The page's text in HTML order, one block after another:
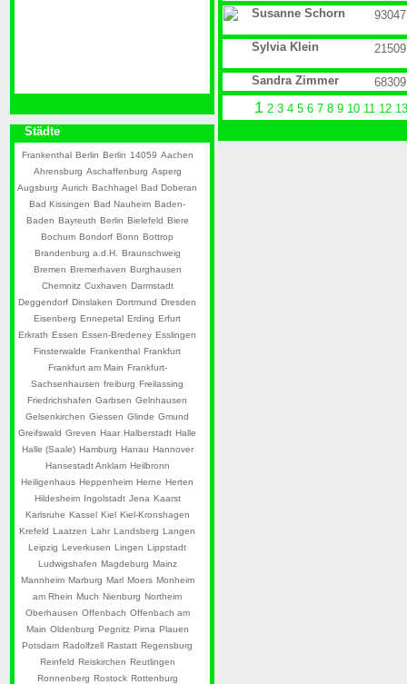
Städte
Frankenthal Berlin Berlin 14059 Aachen
Ahrensburg Aschaffenburg Asperg
Augsburg Aurich Bachhagel Bad Doberan
Bad Kissingen Bad Nauheim Baden-
Baden Bayreuth Berlin Bielefeld Biere
Bochum Bondorf Bonn Bottrop
Brandenburg a.d.H.
Braunschweig
Bremen Bremerhaven Burghausen
Chemnitz Cuxhaven Darmstadt
Deggendorf Dinslaken Dortmund Dresden
Eisenberg Ennepetal Erding Erfurt
Erkrath Essen Essen-Bredeney Esslingen
Finsterwalde Frankenthal Frankfurt
Frankfurt am Main Frankfurt-
Sachsenhausen freiburg Freilassing
Friedrichshafen Garbsen Gelnhausen
Gelsenkirchen Giessen Glinde Gmund
Greifswald Greven Haar Halberstadt Halle
Halle (Saale) Hamburg Hanau Hannover
Hansestadt Anklam Heilbronn
Heiligenhaus Heppenheim Herne Herten
Hildesheim Ingolstadt Jena Kaarst
Karlsruhe Kassel Kiel Kiel-Kronshagen
Krefeld Laatzen Lahr Landsberg Langen
Leipzig Leverkusen Lingen Lippstadt
Ludwigshafen Magdeburg Mainz
Mannheim Marburg Marl Moers Monheim
am Rhein Much Nienburg Northeim
Oberhausen Offenbach Offenbach am
Main Oldenburg Pegnitz Pirna Plauen
Potsdam Radolfzell Rastatt Regensburg
Reinfeld Reiskirchen Reutlingen
Ronnenberg Rostock Rottenburg
Susanne Schorn
93047
Sylvia Klein 21509
Sandra Zimmer 68309
1 2 3 4 5 6 7 8 9 10 11 12 13